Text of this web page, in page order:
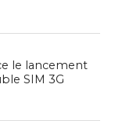
le lancement
SIM 3G